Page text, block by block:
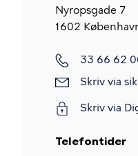
Nyropsgade 7
1602
Telefon
33 66 62
Skriv
sikker
Skriv via
Skriv via
Telefontider